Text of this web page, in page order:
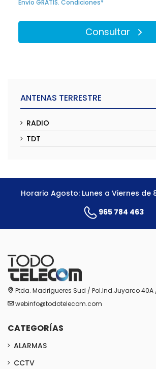
Envío GRATIS. Condiciones*
Consultar
ANTENAS TERRESTRE
RADIO
TDT
Horario Agosto: Lunes a Viernes de
965 784 463
Ptda. Madrigueres Sud / Pol.Ind.Juyarco
webinfo@todotelecom.com
CATEGORÍAS
ALARMAS
CCTV